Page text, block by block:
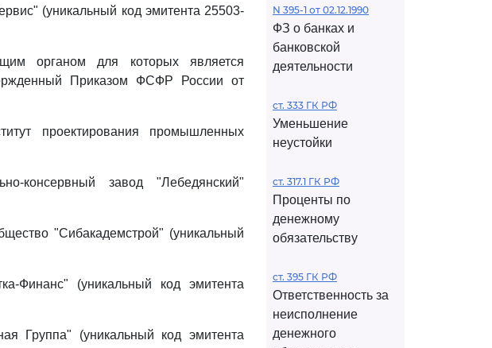
(уникальный код эмитента 25503-
органом для которых является
Приказом ФСФР России от
проектирования промышленных
консервный завод "Лебедянский"
"Сибакадемстрой" (уникальный
Финанс" (уникальный код эмитента
Группа" (уникальный код эмитента
N 395-1 от 02.12.1990
ФЗ о банках и
банковской
деятельности
ст. 333 ГК РФ
Уменьшение
неустойки
ст. 317.1 ГК РФ
Проценты по
денежному
обязательству
ст. 395 ГК РФ
Ответственность за
неисполнение
денежного